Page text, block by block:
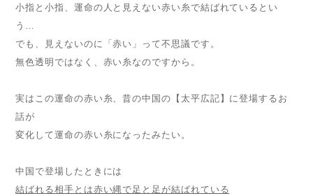
小指と小指、運命の人と見えない赤い糸で結ばれているとい
う…
でも、見えないのに「赤い」って不思議です。
無色透明ではなく、赤い糸なのですから。
実はこの運命の赤い糸、昔の中国の【太平広記】に登場するお
話が
変化して運命の赤い糸になったみたい。
中国で登場したときには
結ばれる相手とは赤い縄で足と足が結ばれている